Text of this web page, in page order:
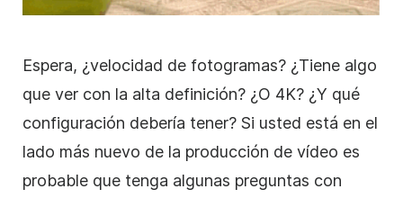
Espera, ¿velocidad de fotogramas? ¿Tiene algo
que ver con la alta definición? ¿O 4K? ¿Y qué
configuración debería tener? Si usted está en el
lado más nuevo de la producción de vídeo es
probable que tenga algunas preguntas con